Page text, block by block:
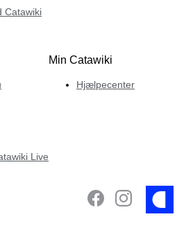
Catawiki
Live
Min Catawiki
Hjælpecenter